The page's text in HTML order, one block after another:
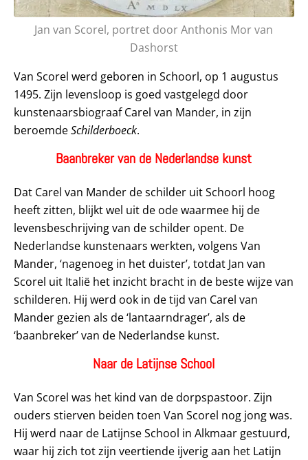
Jan van Scorel, portret door Anthonis Mor van
Dashorst
Van Scorel werd geboren in Schoorl, op 1 augustus
1495. Zijn levensloop is goed vastgelegd door
kunstenaarsbiograaf Carel van Mander, in zijn
beroemdeSchilderboeck.
Baanbreker van de Nederlandse kunst
Dat Carel van Mander de schilder uit Schoorl hoog
heeft zitten, blijkt wel uit de ode waarmee hij de
levensbeschrijving van de schilder opent. De
Nederlandse kunstenaars werkten, volgens Van
Mander, ‘nagenoeg in het duister’, totdat Jan van
Scorel uit Italië het inzicht bracht in de beste wijze van
schilderen. Hij werd ook in de tijd van Carel van
Mander gezien als de ‘lantaarndrager’, als de
‘baanbreker’ van de Nederlandse kunst.
Naar de Latijnse School
Van Scorel was het kind van de dorpspastoor. Zijn
ouders stierven beiden toen Van Scorel nog jong was.
Hij werd naar de Latijnse School in Alkmaar gestuurd,
waar hij zich tot zijn veertiende ijverig aan het Latijn